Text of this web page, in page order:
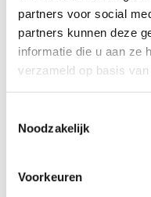
partners voor social
partners kunnen deze
informatie die u aan ze
verzameld op basis
Noodzakelijk
Voorkeuren
Tarieven
De kosten voor
maandelijkse
Budgetbeheer
Er bestaat een
gemoeid zijn met
De bijzondere